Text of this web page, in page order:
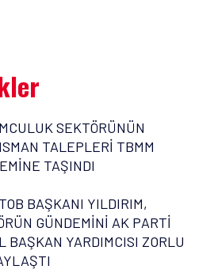
SEKTÖRÜNÜN
TALEPLERİ TBMM
TAŞINDI
BAŞKANI YILDIRIM,
GÜNDEMİNİ AK PARTİ
BAŞKAN YARDIMCISI ZORLU